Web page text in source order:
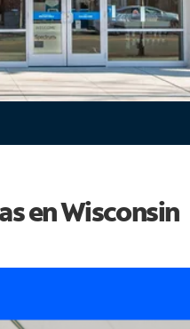
enWisconsin